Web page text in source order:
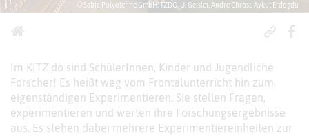
© Sabic Polyolefine GmbH, TZDO, U. Geisler, Andre Chrost, Aykut Erdogdu
Im KITZ.do sind SchülerInnen, Kinder und Jugendliche
Forscher! Es heißt weg vom Frontalunterricht hin zum
eigenständigen Experimentieren. Sie stellen Fragen,
experimentieren und werten ihre Forschungsergebnisse
aus. Es stehen dabei mehrere Experimentiereinheiten zur